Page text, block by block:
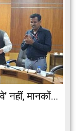
नहीं, मानकों...